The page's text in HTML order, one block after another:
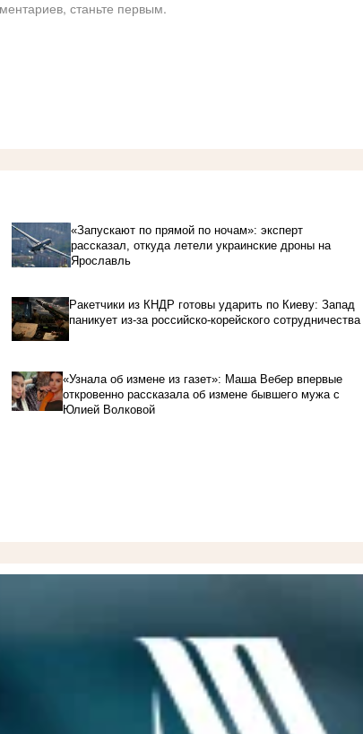
станьте первым.
«Запускают по прямой по ночам»: эксперт
рассказал, откуда летели украинские дроны на
Ярославль
Ракетчики из КНДР готовы ударить по Киеву: Запад
паникует из-за российско-корейского сотрудничества
«Узнала об измене из газет»: Маша Вебер впервые
откровенно рассказала об измене бывшего мужа с
Юлией Волковой